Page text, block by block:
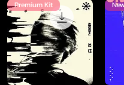
Premium Kit